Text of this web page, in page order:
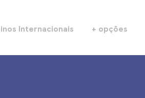
Internacionais + opções